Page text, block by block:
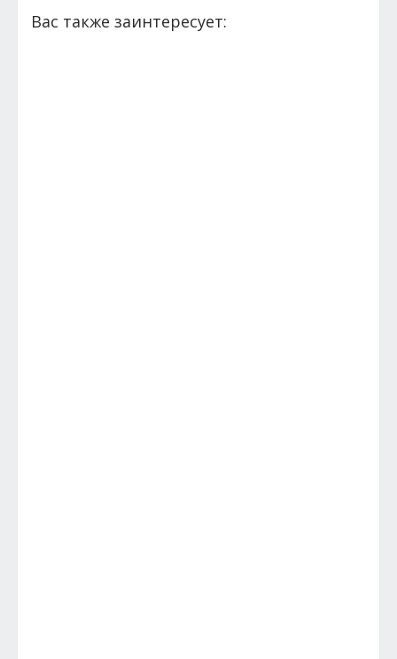
Вас также заинтересует: